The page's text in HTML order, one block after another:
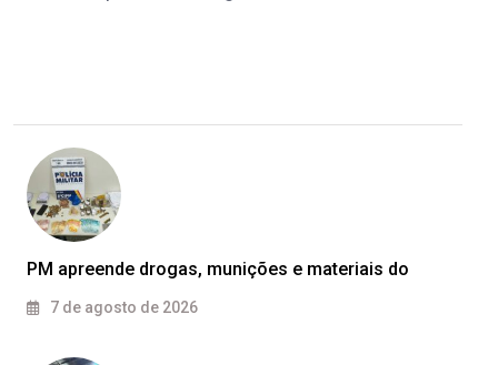
PM apreende drogas, munições e materiais do
7 de agosto de 2026